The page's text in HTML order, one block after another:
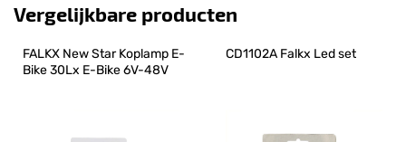
Vergelijkbare producten
FALKX New Star Koplamp E-
Bike 30Lx E-Bike 6V-48V
CD1102A Falkx Led set